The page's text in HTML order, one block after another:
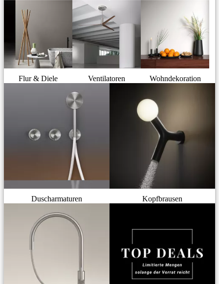
Flur & Diele Ventilatoren Wohndekoration
Duscharmaturen Kopfbrausen